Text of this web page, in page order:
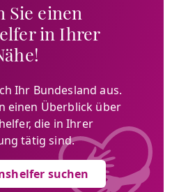
Sie einen
in Ihrer
Ihr Bundesland aus.
einen Überblick über
die in Ihrer
tätig sind.
suchen